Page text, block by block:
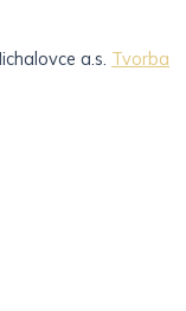
a.s. Tvorba